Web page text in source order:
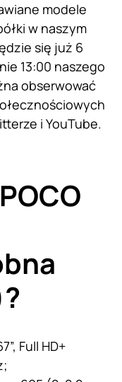
modele
w naszym
się już 6
13:00 naszego
obserwować
i YouTube.
Full HD+